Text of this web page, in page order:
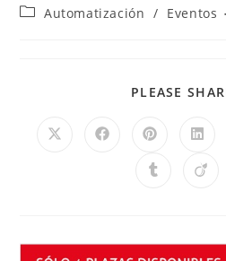
Automatización / Eventos
PLEASE